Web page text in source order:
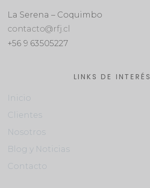
La Serena – Coquimbo
contacto@rfj.cl
+56 9 63505227
LINKS DE INTERÉS
Inicio
Clientes
Nosotros
Blog y Noticias
Contacto